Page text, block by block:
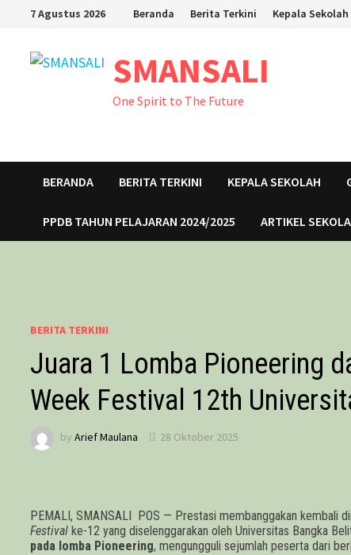
content
7 Agustus 2026 Beranda Berita Terkini Kepala Sekolah
SMANSALI
One Spirit to The Future
BERANDA BERITA TERKINI KEPALA SEKOLAH
PPDB TAHUN PELAJARAN 2024/2025 ARTIKEL
BERITA TERKINI
Juara 1 Lomba Pioneering
Week Festival 12th
byArief Maulana 28 Oktober 2025
PEMALI, SMANSALI POS — Prestasi membanggakan kembali
Festival ke-12 yang diselenggarakan oleh Universitas Bangka
pada lomba Pioneering, mengungguli sejumlah peserta dari